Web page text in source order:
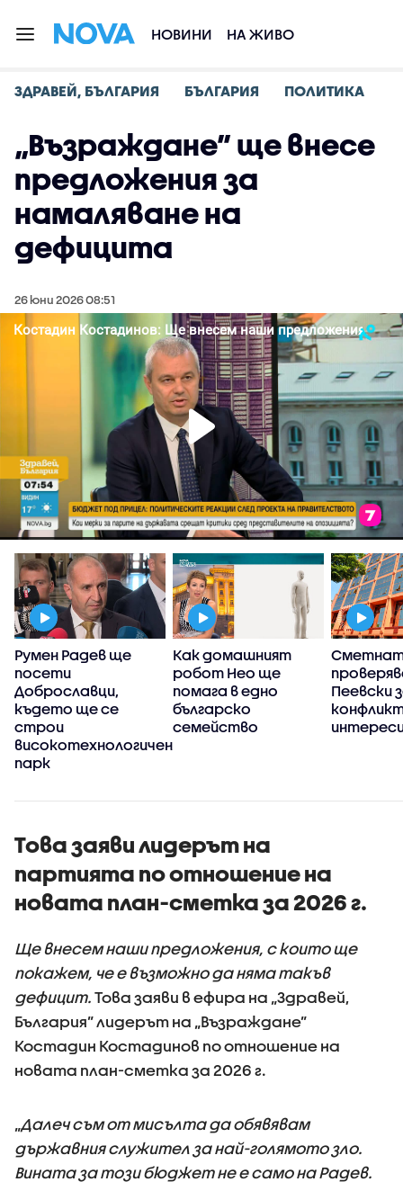
НОВИНИ НА ЖИВО
ЗДРАВЕЙ, БЪЛГАРИЯ БЪЛГАРИЯ ПОЛИТИКА
„Възраждане” ще внесе
предложения за
намаляване на
дефицита
26 юни 2026 08:51
Румен Радев ще
посети
Доброславци,
където ще се
строи
високотехнологичен
парк
Как домашният
робот Нео ще
помага в едно
българско
семейство
Пеевски
Това заяви лидерът на
партията по отношение на
новата план-сметка за 2026 г.
Ще внесем наши предложения, с които ще
покажем, че е възможно да няма такъв
дефицит. Това заяви в ефира на „Здравей,
България” лидерът на „Възраждане”
Костадин Костадинов по отношение на
новата план-сметка за 2026 г.
„Далеч съм от мисълта да обявявам
държавния служител за най-голямото зло.
Вината за този бюджет не е само на Радев.